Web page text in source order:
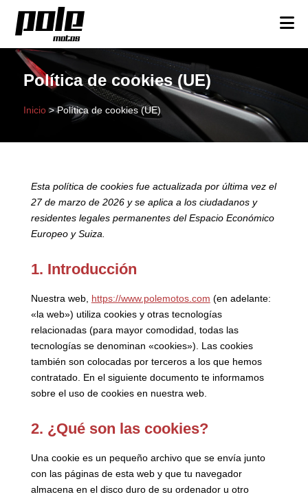
Política de cookies (UE)
Inicio>Política de cookies (UE)
Esta política de cookies fue actualizada por última vez el
27 de marzo de 2026 y se aplica a los ciudadanos y
residentes legales permanentes del Espacio Económico
Europeo y Suiza.
1. Introducción
Nuestra web, https://www.polemotos.com (en adelante:
«la web») utiliza cookies y otras tecnologías
relacionadas (para mayor comodidad, todas las
tecnologías se denominan «cookies»). Las cookies
también son colocadas por terceros a los que hemos
contratado. En el siguiente documento te informamos
sobre el uso de cookies en nuestra web.
2. ¿Qué son las cookies?
Una cookie es un pequeño archivo que se envía junto
con las páginas de esta web y que tu navegador
almacena en el disco duro de su ordenador u otro